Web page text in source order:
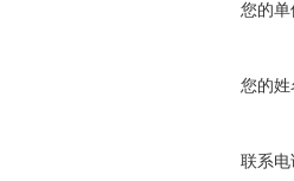
您的
您的
联系